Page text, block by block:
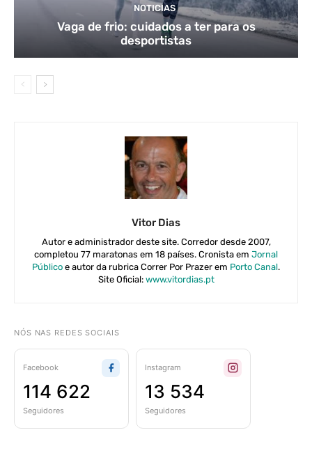
NOTICIAS
Vaga de frio: cuidados a ter para os
desportistas
Vitor Dias
Autor e administrador deste site. Corredor desde 2007,
completou 77 maratonas em 18 países. Cronista em Jornal
Público e autor da rubrica Correr Por Prazer em Porto Canal.
Site Oficial: www.vitordias.pt
NÓS NAS REDES SOCIAIS
Facebook
114 622
Seguidores
Instagram
13 534
Seguidores